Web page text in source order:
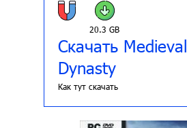
20.3 GB
Скачать Medieval
Dynasty
Как тут скачать